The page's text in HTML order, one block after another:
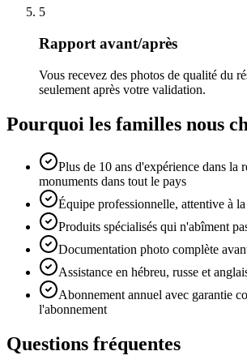
5
Rapport avant/après
Vous recevez des photos de qualité du
seulement après votre validation.
Pourquoi les familles nous
Plus de 10 ans d'expérience dans la
monuments dans tout le pays
Équipe professionnelle, attentive à
Produits spécialisés qui n'abîment
Documentation photo complète
Assistance en hébreu, russe et
Abonnement annuel avec garantie
l'abonnement
Questions fréquentes